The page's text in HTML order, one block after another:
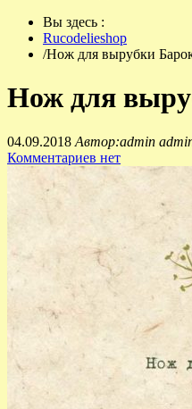
Вы здесь :
Rucodelieshop
/Нож для вырубки
Нож для
04.09.2018 Автор:admin
Комментариев нет